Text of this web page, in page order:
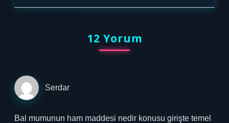
12 Yorum
Serdar
Bal mumunun ham maddesi nedir konusu girişte temel